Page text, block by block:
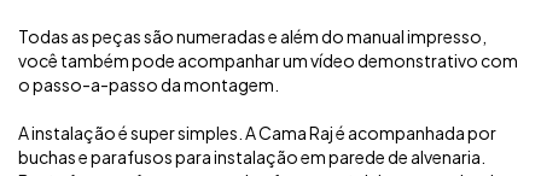
Todas as peças são numeradas e além do manual impresso,
você também pode acompanhar um vídeo demonstrativo com
o passo-a-passo da montagem.
A instalação é super simples. A Cama Raj é acompanhada por
buchas e parafusos para instalação em parede de alvenaria.